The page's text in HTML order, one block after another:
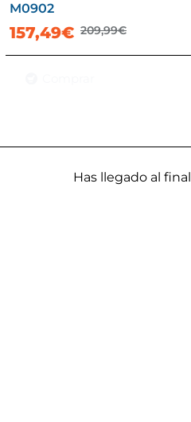
-25%
M0902
157,49€ 209,99€
Has llegado al